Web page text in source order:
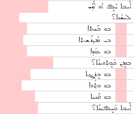
ܐܰܝܟܐ ܝܰܠܷܦ ܐܘ ܐܰܕܰܝ
ܠܝܫܳܢܐ؟
ܒܘ ܒܰܝܬܐ
ܒܝ ܡܰܕܪܰܫܬܐ
ܒܘ ܥܘܳܕܐ
ܒܡܷܢ ܟܳܟܷܬ݂ܘܝܢܰܐ؟
ܒܘ ܗܷܪܓܐ
ܒܘ ܟܬ݂ܳܘܐ
ܒܘ ܩܰܢܝܐ
ܐܰܝܟܐ ܟܳܝܷܠܦܝܢܰܐ؟